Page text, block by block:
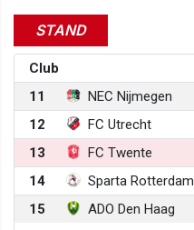
STAND
Club
11
NEC Nijmegen
12
FC Utrecht
13
FC Twente
14
Sparta Rotterdam
15
ADO Den Haag